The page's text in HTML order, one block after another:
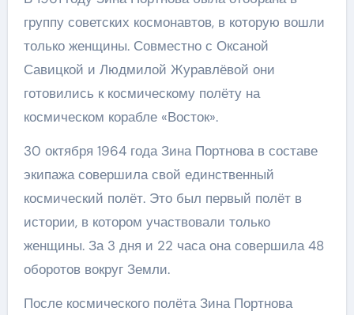
группу советских космонавтов, в которую вошли
только женщины. Совместно с Оксаной
Савицкой и Людмилой Журавлёвой они
готовились к космическому полёту на
космическом корабле «Восток».
30 октября 1964 года Зина Портнова в составе
экипажа совершила свой единственный
космический полёт. Это был первый полёт в
истории, в котором участвовали только
женщины. За 3 дня и 22 часа она совершила 48
оборотов вокруг Земли.
После космического полёта Зина Портнова